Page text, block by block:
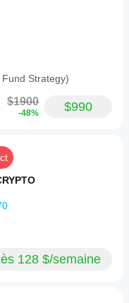
Strategy)
$1900
-48% $990
128 $/semaine